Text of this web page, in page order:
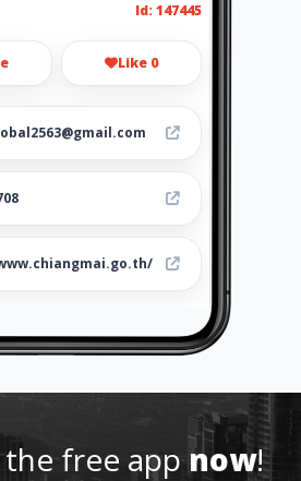
Id: 147445
Like 0
-
free appnow!